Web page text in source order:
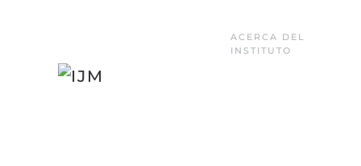
ACERCA DEL
INSTITUTO